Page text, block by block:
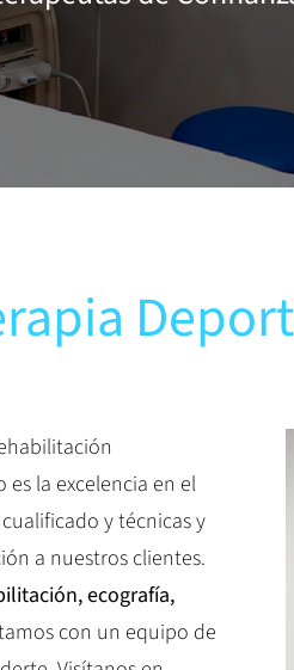
la excelencia en el
y técnicas y
a nuestros clientes.
ecografía,
con un equipo de